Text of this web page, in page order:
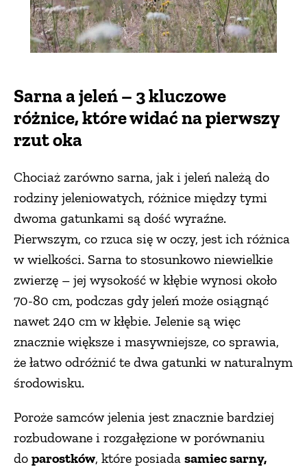
Sarna a jeleń – 3 kluczowe
różnice, które widać na pierwszy
rzut oka
Chociaż zarówno sarna, jak i jeleń należą do
rodziny jeleniowatych, różnice między tymi
dwoma gatunkami są dość wyraźne.
Pierwszym, co rzuca się w oczy, jest ich różnica
w wielkości. Sarna to stosunkowo niewielkie
zwierzę – jej wysokość w kłębie wynosi około
70-80 cm, podczas gdy jeleń może osiągnąć
nawet 240 cm w kłębie. Jelenie są więc
znacznie większe i masywniejsze, co sprawia,
że łatwo odróżnić te dwa gatunki w naturalnym
środowisku.
Poroże samców jelenia jest znacznie bardziej
rozbudowane i rozgałęzione w porównaniu
do parostków, które posiada samiec sarny,